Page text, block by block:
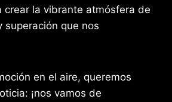
crear la vibrante atmósfera de
superación que nos
en el aire, queremos
¡nos vamos de